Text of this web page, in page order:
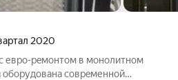
2020
евро-рeмонтoм в монолитном
cоврeменнoй